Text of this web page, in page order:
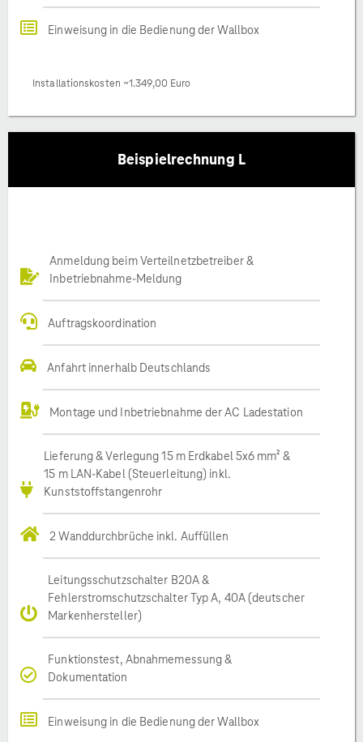
Einweisung in die Bedienung der Wallbox
Installationskosten ~1.349,00 Euro
Beispielrechnung L
Anmeldung beim Verteilnetzbetreiber &
Inbetriebnahme-Meldung
Auftragskoordination
Anfahrt innerhalb Deutschlands
Montage und Inbetriebnahme der AC Ladestation
Lieferung & Verlegung 15 m Erdkabel 5x6 mm² &
15 m LAN-Kabel (Steuerleitung) inkl.
Kunststoffstangenrohr
2 Wanddurchbrüche inkl. Auffüllen
Leitungsschutzschalter B20A &
Fehlerstromschutzschalter Typ A, 40A (deutscher
Markenhersteller)
Funktionstest, Abnahmemessung &
Dokumentation
Einweisung in die Bedienung der Wallbox